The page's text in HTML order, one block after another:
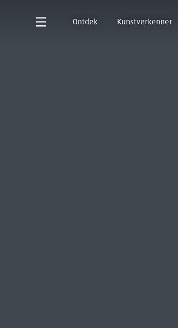
Ontdek Kunstverkenner